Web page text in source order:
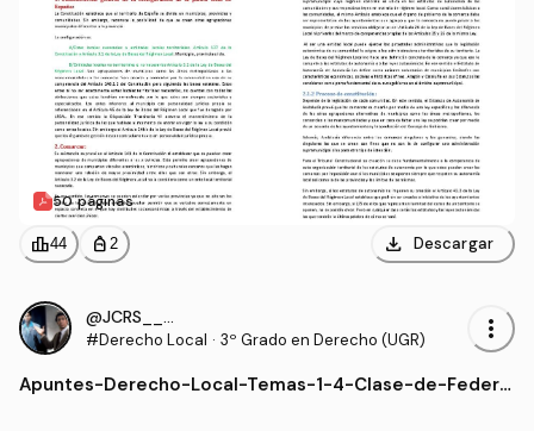
50 páginas
leaderboard44 personal_bag 2 download Descargar
@JCRS____31
#Derecho Local · 3º Grado en Derecho (UGR) more_vert
Apuntes-Derecho-Local-Temas-1-4-Clase-de-Federi